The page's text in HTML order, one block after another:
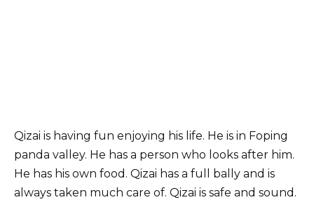
Qizai is having fun enjoying his life. He is in Foping
panda valley. He has a person who looks after him.
He has his own food. Qizai has a full bally and is
always taken much care of. Qizai is safe and sound.